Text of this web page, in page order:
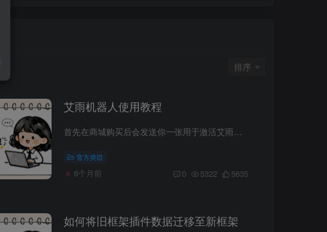
排序
艾雨机器人使用教程
首先在商城购买后会发送你一张用于激活艾雨群管插件的卡密购买后去小王友联下载艾雨群管插件插件导入机器人框架后打开设置进行授权先打开设置点击开通授权 用网站购买的卡密 卡密授权然后点击返...
官方类目
6个月前 0 5322 5635
如何将旧框架插件数据迁移至新框架